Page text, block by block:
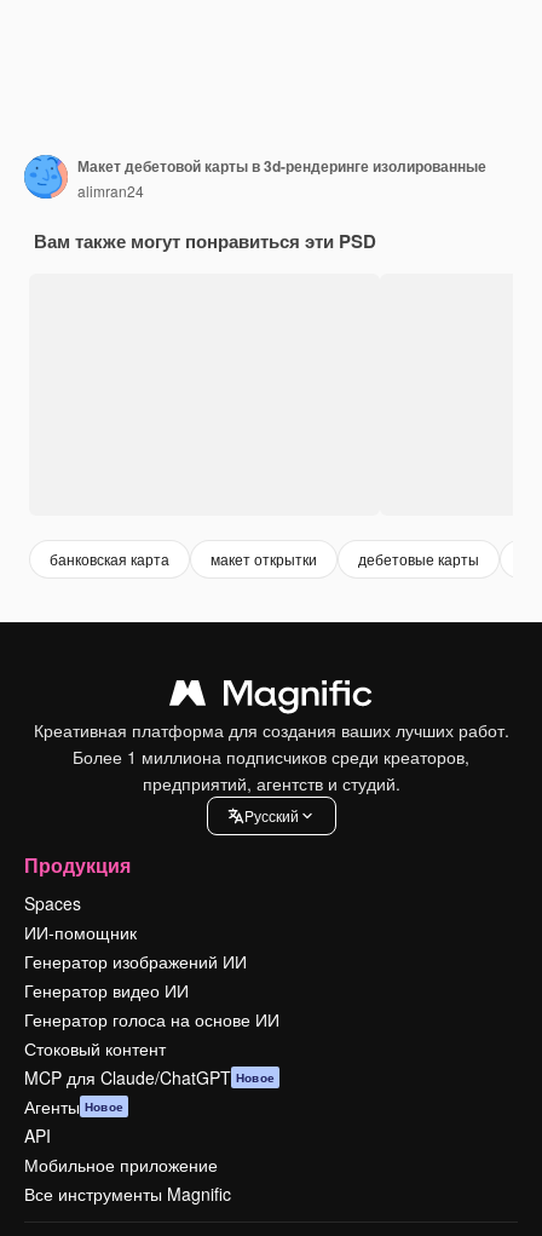
Макет дебетовой карты в 3d-рендеринге изолированные
alimran24
Вам также могут понравиться эти PSD
банковская карта макет открытки дебетовые карты
Креативная платформа для создания ваших лучших работ.
Более 1 миллиона подписчиков среди креаторов,
предприятий, агентств и студий.
Pусский
Продукция
Spaces
ИИ-помощник
Генератор изображений ИИ
Генератор видео ИИ
Генератор голоса на основе ИИ
Стоковый контент
MCP для Claude/ChatGPT Новое
Агенты Новое
API
Мобильное приложение
Все инструменты Magnific